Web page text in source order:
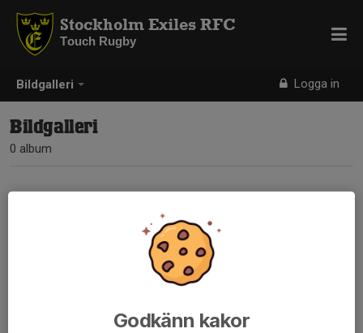
Bildgalleri Logga in
Stockholm Exiles RFC
Touch Rugby
Bildgalleri
0 album
Inga album skapade
Godkänn kakor